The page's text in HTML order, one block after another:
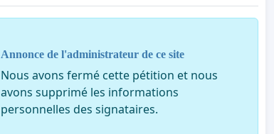
Annonce de l'administrateur de ce site
Nous avons fermé cette pétition et nous
avons supprimé les informations
personnelles des signataires.